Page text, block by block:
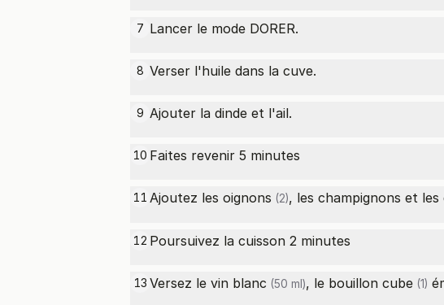
7 Lancer le mode DORER.
8 Verser l'huile dans la cuve.
9 Ajouter la dinde et l'ail.
10 Faites revenir 5 minutes
11 Ajoutez les oignons (2), les champignons et les
12 Poursuivez la cuisson 2 minutes
13 Versez le vin blanc (50 ml), le bouillon cube (1)